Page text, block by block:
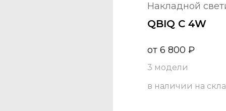
накладной
3 модели
в наличии на
QBIQ C 4W
от 6 800 ₽